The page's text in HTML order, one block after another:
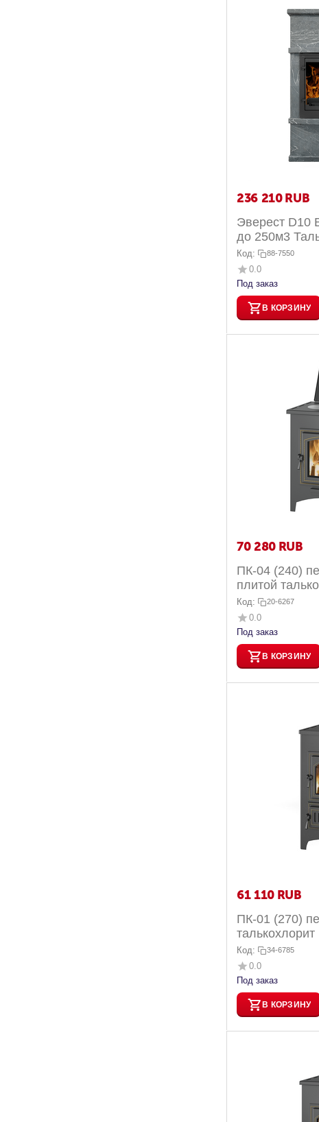
236 210 RUB
Эверест D10
до 250м3
Код: 88-7550
0.0
Под заказ
В КОРЗИНУ
70 280 RUB
ПК-04 (240)
плитой
Код: 20-6267
0.0
Под заказ
В КОРЗИНУ
61 110 RUB
ПК-01 (270)
талькохлорит
Код: 34-6785
0.0
Под заказ
В КОРЗИНУ